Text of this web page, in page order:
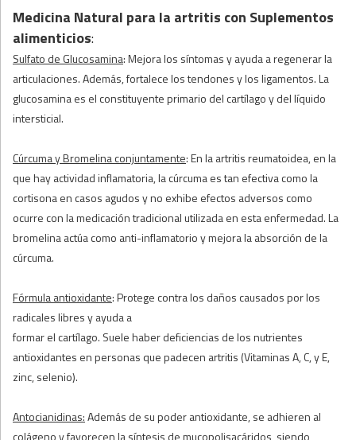
Medicina Natural para la artritis con Suplementos
alimenticios:
Sulfato de Glucosamina: Mejora los síntomas y ayuda a regenerar la
articulaciones. Además, fortalece los tendones y los ligamentos. La
glucosamina es el constituyente primario del cartílago y del líquido
intersticial.
Cúrcuma y Bromelina conjuntamente: En la artritis reumatoidea, en la
que hay actividad inflamatoria, la cúrcuma es tan efectiva como la
cortisona en casos agudos y no exhibe efectos adversos como
ocurre con la medicación tradicional utilizada en esta enfermedad. La
bromelina actúa como anti-inflamatorio y mejora la absorción de la
cúrcuma.
Fórmula antioxidante: Protege contra los daños causados por los
radicales libres y ayuda a
formar el cartílago. Suele haber deficiencias de los nutrientes
antioxidantes en personas que padecen artritis (Vitaminas A, C, y E,
zinc, selenio).
Antocianidinas:Además de su poder antioxidante, se adhieren al
colágeno y favorecen la síntesis de mucopolisacáridos, siendo